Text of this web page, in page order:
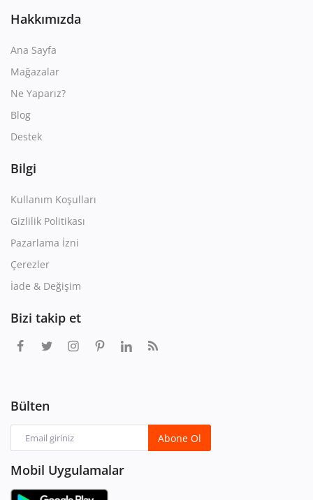
Hakkımızda
Ana Sayfa
Mağazalar
Ne Yaparız?
Blog
Destek
Bilgi
Kullanım Koşulları
Gizlilik Politikası
Pazarlama İzni
Çerezler
İade & Değişim
Bizi takip et
Bülten
Abone Ol
Mobil Uygulamalar